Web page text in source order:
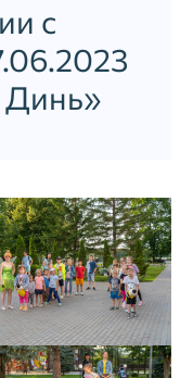
с
Динь»